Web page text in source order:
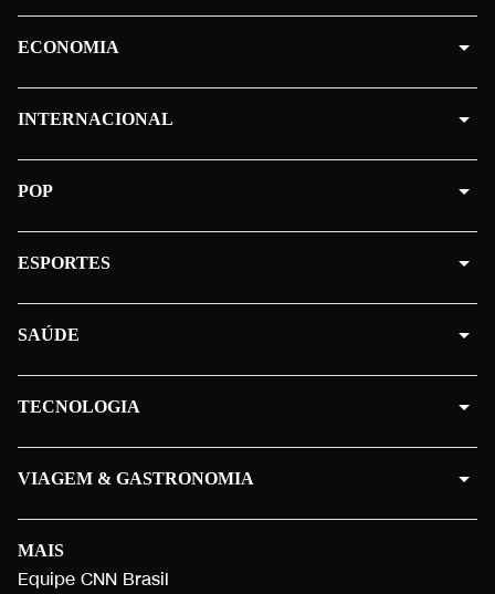
MAIS
Equipe CNN Brasil
ECONOMIA
INTERNACIONAL
POP
ESPORTES
SAÚDE
TECNOLOGIA
VIAGEM & GASTRONOMIA